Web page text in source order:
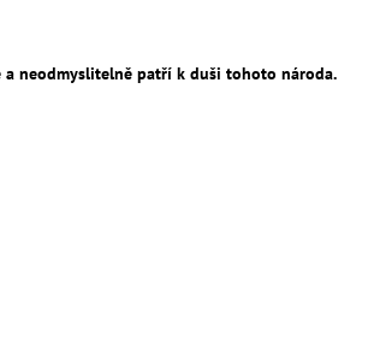
a neodmyslitelně patří k duši tohoto národa.